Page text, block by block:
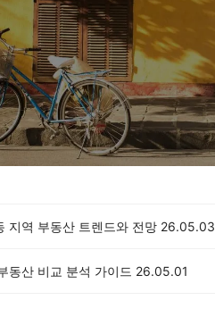
지역 부동산 트렌드와 전망 26.05.03
동산 비교 분석 가이드 26.05.01